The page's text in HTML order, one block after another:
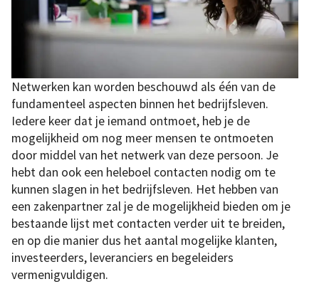
Netwerken kan worden beschouwd als één van de
fundamenteel aspecten binnen het bedrijfsleven.
Iedere keer dat je iemand ontmoet, heb je de
mogelijkheid om nog meer mensen te ontmoeten
door middel van het netwerk van deze persoon. Je
hebt dan ook een heleboel contacten nodig om te
kunnen slagen in het bedrijfsleven. Het hebben van
een zakenpartner zal je de mogelijkheid bieden om je
bestaande lijst met contacten verder uit te breiden,
en op die manier dus het aantal mogelijke klanten,
investeerders, leveranciers en begeleiders
vermenigvuldigen.